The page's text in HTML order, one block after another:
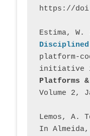
https://
Estima, W.
Disciplined
platform-
initiative
Platforms
Volume 2,
Lemos, A.
In Almeida,